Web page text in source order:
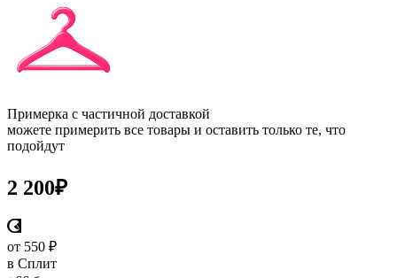
Примерка с частичной доставкой
можете примерить все товары и оставить только те, что
подойдут
2 200₽
от 550 ₽
в Сплит